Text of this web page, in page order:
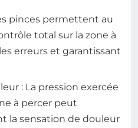
pinces permettent au
total sur la zone à
erreurs et garantissant
: La pression exercée
à percer peut
la sensation de douleur